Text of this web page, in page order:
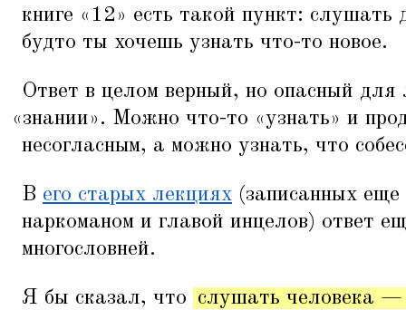
книге « 12» есть такой пункт: слушать
будто ты хочешь узнать что-то новое.
Ответ в целом верный, но опасный
«знании». Можно что-то «узнать» и
несогласным, а можно узнать, что
В его старых лекциях (записанных еще
наркоманом и главой инцелов) ответ
многословней.
Я бы сказал, что слушать человека —